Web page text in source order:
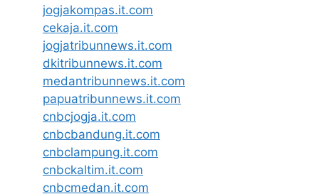
jogjakompas.it.com
cekaja.it.com
jogjatribunnews.it.com
dkitribunnews.it.com
medantribunnews.it.com
papuatribunnews.it.com
cnbcjogja.it.com
cnbcbandung.it.com
cnbclampung.it.com
cnbckaltim.it.com
cnbcmedan.it.com